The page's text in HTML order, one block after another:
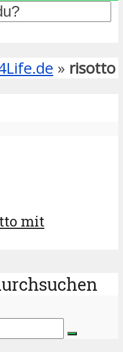
» risotto
mit